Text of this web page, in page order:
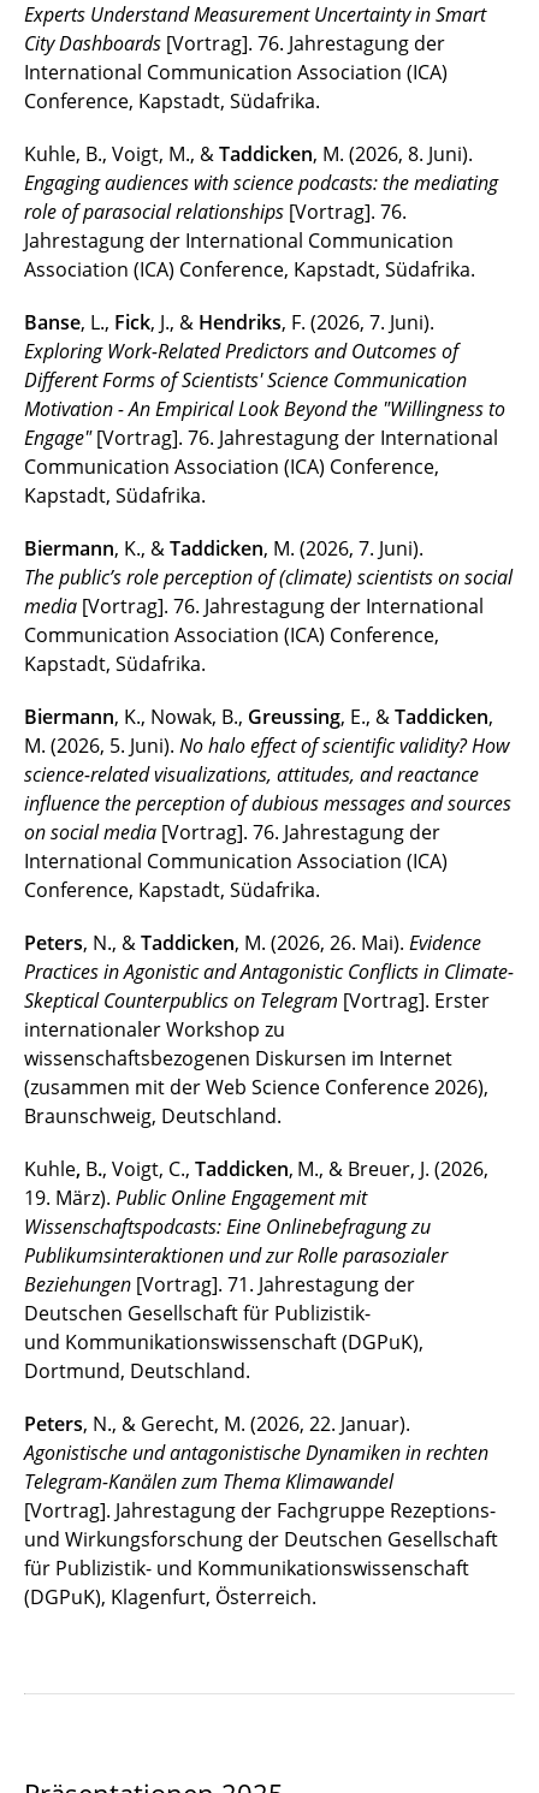
Experts Understand Measurement Uncertainty in Smart
City Dashboards [Vortrag]. 76. Jahrestagung der
International Communication Association (ICA)
Conference, Kapstadt, Südafrika.
Kuhle, B., Voigt, M., &Taddicken, M. (2026, 8. Juni).
Engaging audiences with science podcasts: the mediating
role of parasocial relationships [Vortrag]. 76.
Jahrestagung der International Communication
Association (ICA) Conference, Kapstadt, Südafrika.
Banse, L., Fick, J., & Hendriks, F. (2026, 7. Juni).
Exploring Work-Related Predictors and Outcomes of
Different Forms of Scientists' Science Communication
Motivation - An Empirical Look Beyond the "Willingness to
Engage"[Vortrag]. 76. Jahrestagung der International
Communication Association (ICA) Conference,
Kapstadt, Südafrika.
Biermann, K., &Taddicken, M. (2026, 7. Juni).
The public’s role perception of (climate) scientists on social
media [Vortrag]. 76. Jahrestagung der International
Communication Association (ICA) Conference,
Kapstadt, Südafrika.
Biermann, K., Nowak, B., Greussing, E., &Taddicken,
M. (2026, 5. Juni). No halo effect of scientific validity? How
science-related visualizations, attitudes, and reactance
influence the perception of dubious messages and sources
on social media [Vortrag]. 76. Jahrestagung der
International Communication Association (ICA)
Conference, Kapstadt, Südafrika.
Peters, N., &Taddicken, M. (2026, 26. Mai). Evidence
Practices in Agonistic and Antagonistic Conflicts in Climate-
Skeptical Counterpublics on Telegram [Vortrag]. Erster
internationaler Workshop zu
wissenschaftsbezogenen Diskursen im Internet
(zusammen mit der Web Science Conference 2026),
Braunschweig, Deutschland.
Kuhle, B., Voigt, C., Taddicken, M., & Breuer, J. (2026,
19. März). Public Online Engagement mit
Wissenschaftspodcasts: Eine Onlinebefragung zu
Publikumsinteraktionen und zur Rolle parasozialer
Beziehungen [Vortrag]. 71. Jahrestagung der
Deutschen Gesellschaft für Publizistik-
und Kommunikationswissenschaft (DGPuK),
Dortmund, Deutschland.
Peters, N., & Gerecht, M. (2026, 22. Januar).
Agonistische und antagonistische Dynamiken in rechten
Telegram-Kanälen zum Thema Klimawandel
[Vortrag]. Jahrestagung der Fachgruppe Rezeptions-
und Wirkungsforschung der Deutschen Gesellschaft
für Publizistik- und Kommunikationswissenschaft
(DGPuK), Klagenfurt, Österreich.